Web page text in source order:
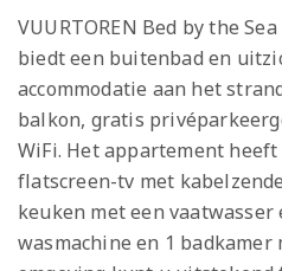
VUURTOREN Bed by the
biedt een buitenbad en
accommodatie aan het
balkon, gratis
WiFi. Het appartement
flatscreen-tv met
keuken met een vaatwasser
wasmachine en 1 badkamer